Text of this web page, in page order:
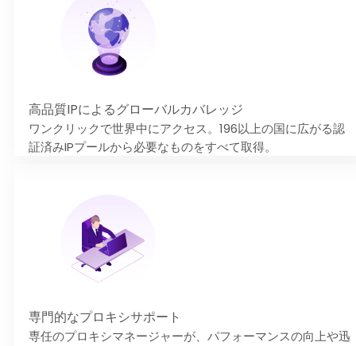
高品質IPによるグローバルカバレッジ
ワンクリックで世界中にアクセス。196以上の国に広がる認
証済みIPプールから必要なものをすべて取得。
専門的なプロキシサポート
専任のプロキシマネージャーが、パフォーマンスの向上や迅